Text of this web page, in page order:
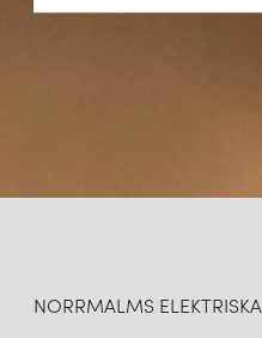
NORRMALMS ELEKTRISKA